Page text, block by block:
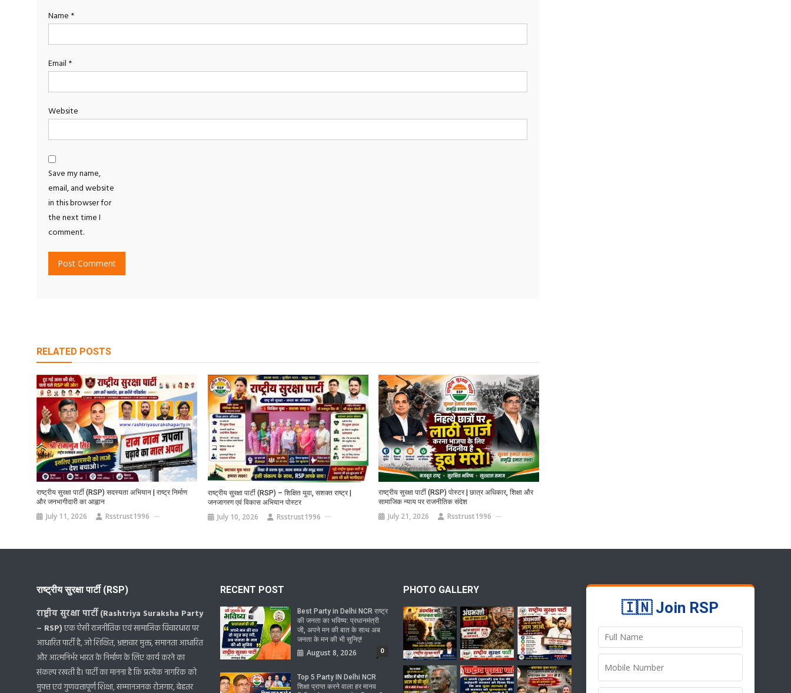
Name *
Email *
Website
Save my name,
email, and website
in this browser for
the next time I
comment.
RELATED POSTS
राष्ट्रीय सुरक्षा पार्टी (RSP) सदस्यता अभियान | राष्ट्र निर्माण
और जनभागीदारी का आह्वान
July 11, 2026 Rsstrust1996
राष्ट्रीय सुरक्षा पार्टी (RSP) – शिक्षित युवा, सशक्त राष्ट्र |
जनजागरण एवं विकास अभियान पोस्टर
July 10, 2026 Rsstrust1996
राष्ट्रीय सुरक्षा पार्टी (RSP) पोस्टर | छात्र अधिकार, शिक्षा और
सामाजिक न्याय पर राजनीतिक संदेश
July 21, 2026 Rsstrust1996
राष्ट्रीय सुरक्षा पार्टी (RSP)
राष्ट्रीय सुरक्षा पार्टी (Rashtriya Suraksha Party
– RSP)एक ऐसी राजनीतिक एवं सामाजिक विचारधारा पर
आधारित पार्टी है, जो शिक्षित, भ्रष्टाचार मुक्त, समानता आधारित
और आत्मनिर्भर भारत के निर्माण के लिए कार्य करने का
संकल्प रखती है। पार्टी का मानना है कि प्रत्येक नागरिक को
मुफ्त एवं गुणवत्तापूर्ण शिक्षा, सम्मानजनक रोजगार, बेहतर
RECENT POST
Best Party in Delhi NCR राष्ट्र
की जनता का भविष्य: प्रधानमंत्री
जी, अपने मन की बात के साथ अब
जनता के मन की भी सुनिए!
August 8, 2026 0
Top 5 Party IN Delhi NCR
शिक्षा प्राप्त करने वाला हर मानव
PHOTO GALLERY
🇮🇳 Join RSP